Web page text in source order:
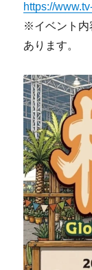
https://
※イベント内
あります。